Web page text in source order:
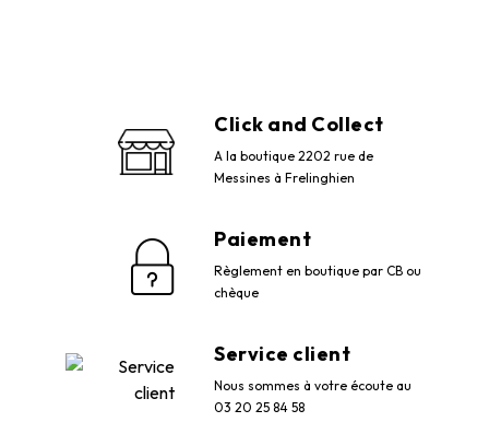
Click and Collect
A la boutique 2202 rue de
Messines à Frelinghien
Paiement
Règlement en boutique par CB ou
chèque
Service client
Nous sommes à votre écoute au
03 20 25 84 58